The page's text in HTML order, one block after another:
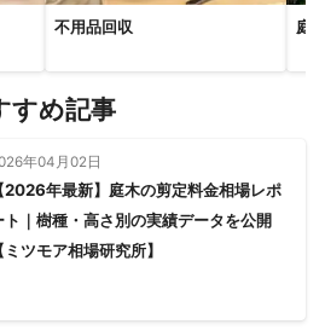
不用品回収 庭
すめ記事
年04月02日
2026年最新】庭木の剪定料金相場レポ
ト｜樹種・高さ別の実績データを公開
ミツモア相場研究所】